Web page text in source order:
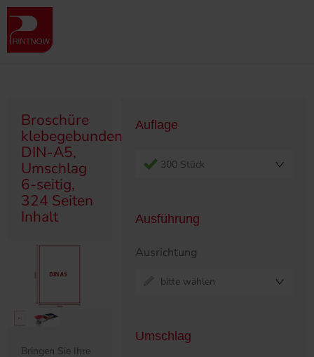
" >
Produktübersicht
Broschüre klebegebunden, DIN-A5, Umschlag 6-seitig, 324 Seiten
Inhalt
Broschüre
klebegebunden,
DIN-A5,
Umschlag
6-seitig,
324 Seiten
Inhalt
Bringen Sie Ihre
Auflage
300 Stück
Ausführung
Ausrichtung
bitte wählen
Umschlag